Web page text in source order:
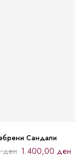
Сандали
ден 1.400,00 ден